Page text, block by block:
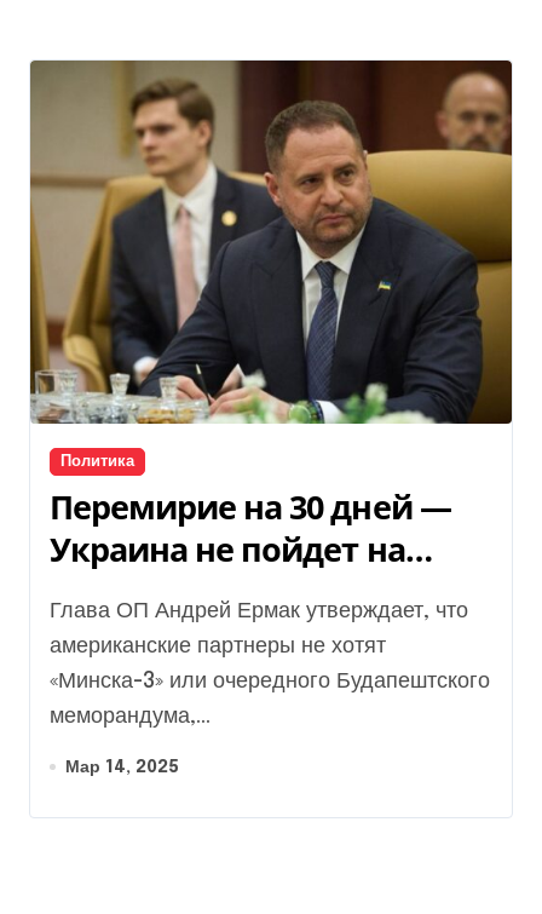
Политика
Перемирие на 30 дней —
Украина не пойдет на
замороженный конфликт
— Ермак
Глава ОП Андрей Ермак утверждает, что
американские партнеры не хотят
«Минска-3» или очередного Будапештского
меморандума,...
Мар 14, 2025